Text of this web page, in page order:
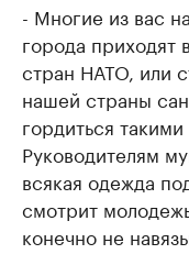
- Многие из вас
города приходят
стран НАТО, или
нашей страны
гордиться
Руководителям
всякая одежда
смотрит
конечно не